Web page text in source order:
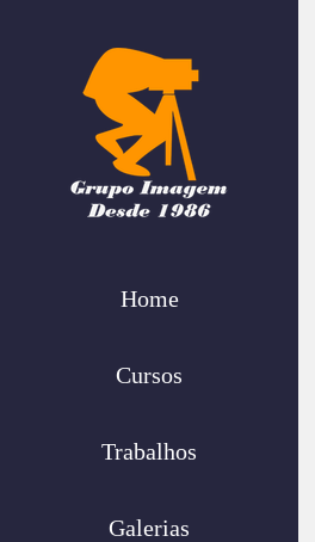
Home
Cursos
Trabalhos
Galerias